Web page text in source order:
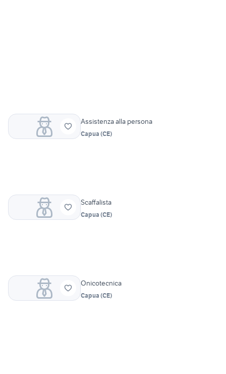
Assistenza alla persona
Capua (CE)
Scaffalista
Capua (CE)
Onicotecnica
Capua (CE)